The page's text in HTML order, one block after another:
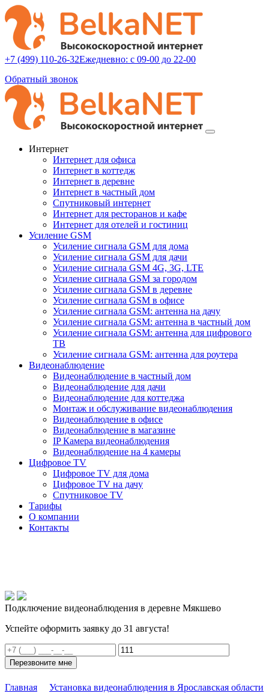
+7 (499) 110-26-32Ежедневно: с 09-00 до 22-00
Обратный звонок
Интернет
Интернет для офиса
Интернет в коттедж
Интернет в деревне
Интернет в частный дом
Спутниковый интернет
Интернет для ресторанов и кафе
Интернет для отелей и гостиниц
Усиление GSM
Усиление сигнала GSM для дома
Усиление сигнала GSM для дачи
Усиление сигнала GSM 4G, 3G, LTE
Усиление сигнала GSM за городом
Усиление сигнала GSM в деревне
Усиление сигнала GSM в офисе
Усиление сигнала GSM: антенна на дачу
Усиление сигнала GSM: антенна в частный дом
Усиление сигнала GSM: антенна для цифрового
ТВ
Усиление сигнала GSM: антенна для роутера
Видеонаблюдение
Видеонаблюдение в частный дом
Видеонаблюдение для дачи
Видеонаблюдение для коттеджа
Монтаж и обслуживание видеонаблюдения
Видеонаблюдение в офисе
Видеонаблюдение в магазине
IP Камера видеонаблюдения
Видеонаблюдение на 4 камеры
Цифровое TV
Цифровое TV для дома
Цифровое TV на дачу
Спутниковое TV
Тарифы
О компании
Контакты
Подключение видеонаблюдения в деревне Мякшево
Успейте оформить заявку до 31 августа!
Перезвоните мне
Главная
Установка видеонаблюдения в Ярославская области